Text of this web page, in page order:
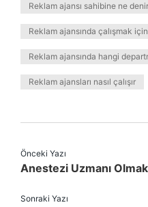
Reklam ajansı sahibine ne denir
Reklam ajansında çalışmak
Reklam ajansında hangi
Reklam ajansları nasıl çalışır
Önceki Yazı
Anestezi Uzmanı
Sonraki Yazı